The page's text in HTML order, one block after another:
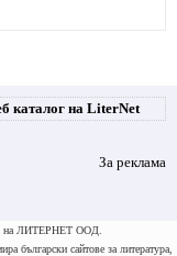
каталог на LiterNet
За реклама
на ЛИТЕРНЕТ ООД.
български сайтове за литература,